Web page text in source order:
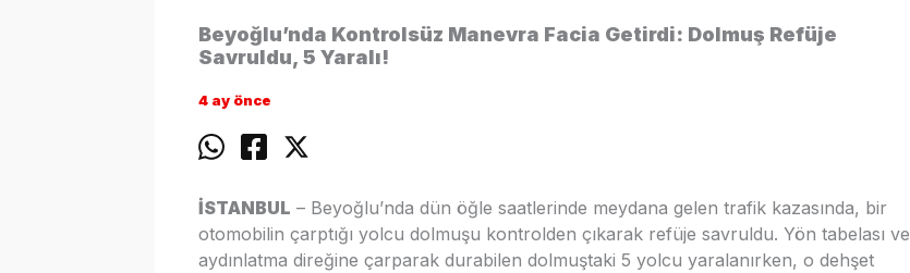
Beyoğlu’nda Kontrolsüz Manevra Facia Getirdi: Dolmuş Refüje
Savruldu, 5 Yaralı!
4 ay önce
İSTANBUL – Beyoğlu’nda dün öğle saatlerinde meydana gelen trafik kazasında, bir
otomobilin çarptığı yolcu dolmuşu kontrolden çıkarak refüje savruldu. Yön tabelası ve
aydınlatma direğine çarparak durabilen dolmuştaki 5 yolcu yaralanırken, o dehşet